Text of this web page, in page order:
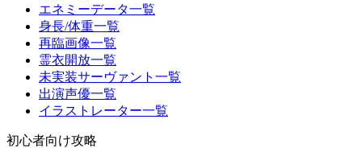
エネミーデータ一覧
身長/体重一覧
再臨画像一覧
霊衣開放一覧
未実装サーヴァント一覧
出演声優一覧
イラストレーター一覧
初心者向け攻略